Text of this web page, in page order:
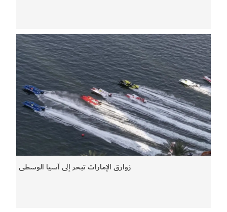
زوارق الإمارات تبحر إلى آسيا الوسطى